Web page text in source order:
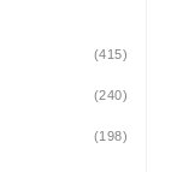
(415)
(240)
(198)